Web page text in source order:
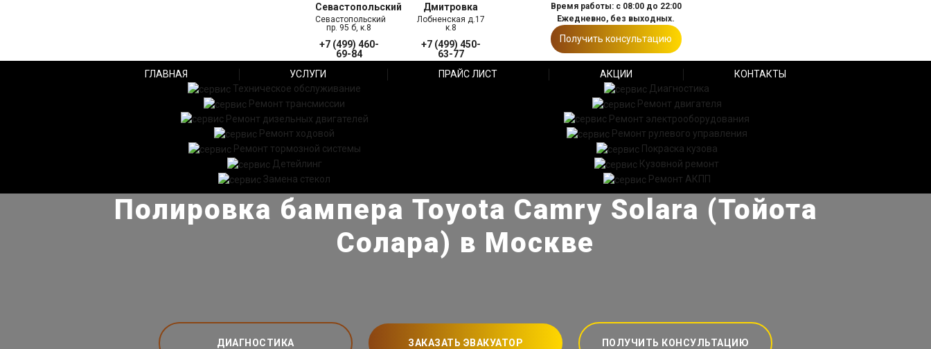
Севастопольский
Севастопольский
пр. 95 б, к.8
+7 (499) 460-
69-84
Дмитровка
Лобненская д.17
к.8
+7 (499) 450-
63-77
Время работы: с 08:00 до 22:00
Ежедневно, без выходных.
Получить консультацию
ГЛАВНАЯ УСЛУГИ ПРАЙС ЛИСТ АКЦИИ
КОНТАКТЫ
Техническое обслуживание
Диагностика
Ремонт трансмиссии
Ремонт двигателя
Ремонт дизельных двигателей
Ремонт электрооборудования
Ремонт ходовой
Ремонт рулевого управления
Ремонт тормозной системы
Покраска кузова
Детейлинг
Кузовной ремонт
Замена стекол
Ремонт АКПП
Полировка бампера Toyota Camry Solara (Тойота
Солара) в Москве
ДИАГНОСТИКА ЗАКАЗАТЬ ЭВАКУАТОР ПОЛУЧИТЬ КОНСУЛЬТАЦИЮ